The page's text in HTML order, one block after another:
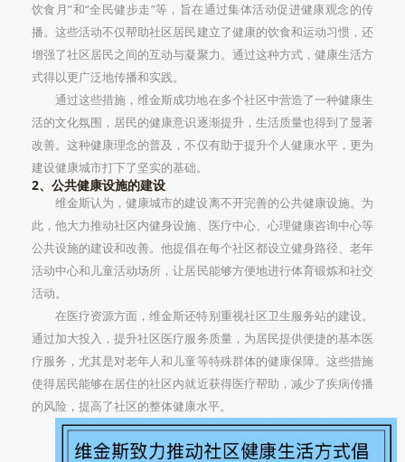
饮食月”和“全民健步走”等，旨在通过集体活动促进健康观念的传
播。这些活动不仅帮助社区居民建立了健康的饮食和运动习惯，还
增强了社区居民之间的互动与凝聚力。通过这种方式，健康生活方
式得以更广泛地传播和实践。
通过这些措施，维金斯成功地在多个社区中营造了一种健康生
活的文化氛围，居民的健康意识逐渐提升，生活质量也得到了显著
改善。这种健康理念的普及，不仅有助于提升个人健康水平，更为
建设健康城市打下了坚实的基础。
2、公共健康设施的建设
维金斯认为，健康城市的建设离不开完善的公共健康设施。为
此，他大力推动社区内健身设施、医疗中心、心理健康咨询中心等
公共设施的建设和改善。他提倡在每个社区都设立健身路径、老年
活动中心和儿童活动场所，让居民能够方便地进行体育锻炼和社交
活动。
在医疗资源方面，维金斯还特别重视社区卫生服务站的建设。
通过加大投入，提升社区医疗服务质量，为居民提供便捷的基本医
疗服务，尤其是对老年人和儿童等特殊群体的健康保障。这些措施
使得居民能够在居住的社区内就近获得医疗帮助，减少了疾病传播
的风险，提高了社区的整体健康水平。